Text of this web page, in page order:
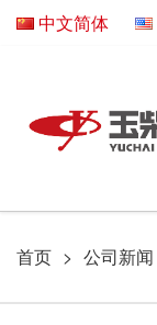
中文简体
首页 公司新闻